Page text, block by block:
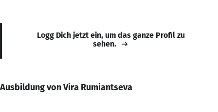
Logg Dich jetzt ein, um das ganze Profil zu
sehen.
Ausbildung von Vira Rumiantseva